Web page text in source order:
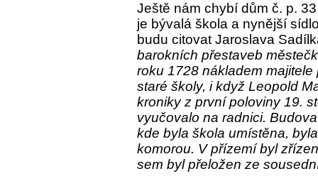
Ještě nám chybí dům č. p.
je bývalá škola a nynější
budu citovat Jaroslava
barokních přestaveb
roku 1728 nákladem
staré školy, i když Leopold
kroniky z první poloviny 19.
vyučovalo na radnici.
kde byla škola umístěna,
komorou. V přízemí byl
sem byl přeložen ze